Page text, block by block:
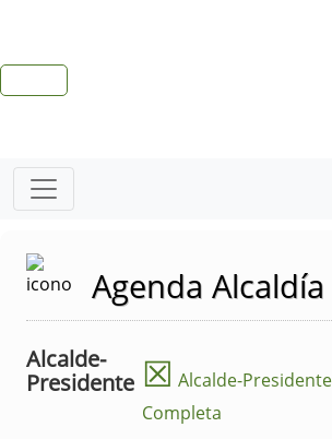
Agenda Alcaldía
Alcalde-
Presidente ☒ Alcalde-Presidente
Completa